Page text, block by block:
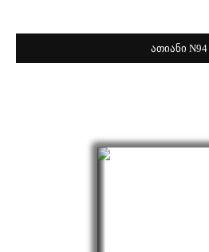
ათიანი N94